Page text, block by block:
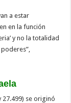
a estar
en la función
y no la totalidad
27.499) se originó